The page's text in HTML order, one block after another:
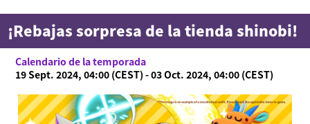
Acerca de Ninjala
Acerca de Ninjala
Cómo jugar a Ninjala
Chicle ninja
Mapas
Noticias
¡Rebajas sorpresa de la tienda shinobi!
Calendario de la temporada
19 Sept. 2024, 04:00 (CEST) - 03 Oct. 2024, 04:00 (CEST)